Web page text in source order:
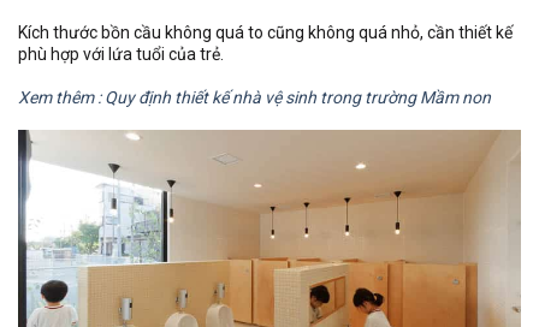
Kích thước bồn cầu không quá to cũng không quá nhỏ, cần thiết kế
phù hợp với lứa tuổi của trẻ.
Xem thêm : Quy định thiết kế nhà vệ sinh trong trường Mầm non